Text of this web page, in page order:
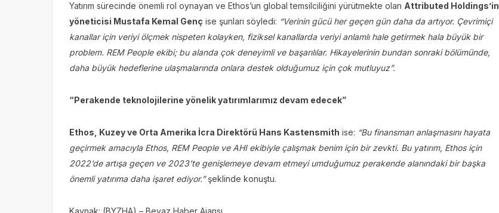
Yatırım sürecinde önemli rol oynayan ve Ethos’un global temsilciliğini yürütmekte olan Attributed Holdings’in
yöneticisi Mustafa Kemal Genç ise şunları söyledi: “Verinin gücü her geçen gün daha da artıyor. Çevrimiçi
kanallar için veriyi ölçmek nispeten kolayken, fiziksel kanallarda veriyi anlamlı hale getirmek hala büyük bir
problem. REM People ekibi; bu alanda çok deneyimli ve başarılılar. Hikayelerinin bundan sonraki bölümünde,
daha büyük hedeflerine ulaşmalarında onlara destek olduğumuz için çok mutluyuz”.
“Perakende teknolojilerine yönelik yatırımlarımız devam edecek”
Ethos, Kuzey ve Orta Amerika İcra Direktörü Hans Kastensmith ise: “Bu finansman anlaşmasını hayata
geçirmek amacıyla Ethos, REM People ve AHI ekibiyle çalışmak benim için bir zevkti. Bu yatırım, Ethos için
2022’de artışa geçen ve 2023’te genişlemeye devam etmeyi umduğumuz perakende alanındaki bir başka
önemli yatırıma daha işaret ediyor.”şeklinde konuştu.